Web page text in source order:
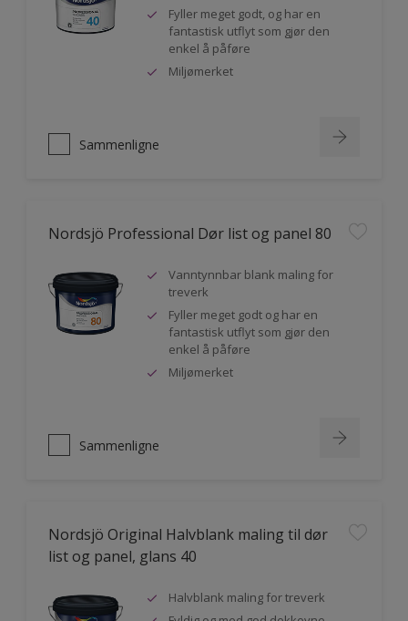
Fyller meget godt, og har en
fantastisk utflyt som gjør den
enkel å påføre
Miljømerket
Sammenligne
Nordsjö Professional Dør list og panel 80
Vanntynnbar blank maling for
treverk
Fyller meget godt og har en
fantastisk utflyt som gjør den
enkel å påføre
Miljømerket
Sammenligne
Nordsjö Original Halvblank maling til dør
list og panel, glans 40
Halvblank maling for treverk